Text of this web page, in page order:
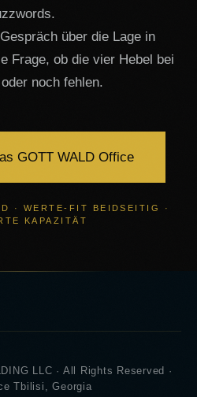
über die Lage in
Frage, ob die vier Hebel bei
noch fehlen.
GOTT WALD Office
· WERTE-FIT BEIDSEITIG ·
KAPAZITÄT
LLC · All Rights Reserved ·
Tbilisi, Georgia